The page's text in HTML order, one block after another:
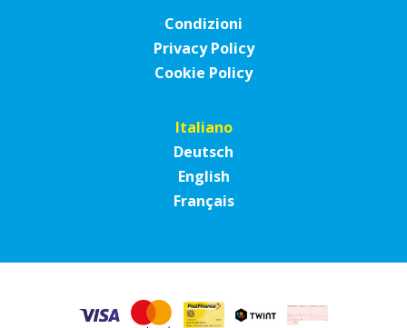
Condizioni
Privacy Policy
Cookie Policy
Italiano
Deutsch
English
Français